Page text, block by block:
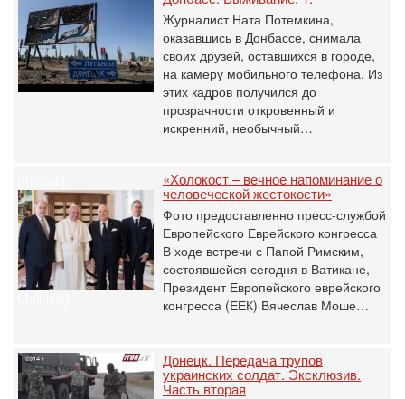
Журналист Ната Потемкина,
оказавшись в Донбассе, снимала
своих друзей, оставшихся в городе,
на камеру мобильного телефона. Из
этих кадров получился до
прозрачности откровенный и
искренний, необычный…
«Холокост – вечное напоминание о
человеческой жестокости»
Фото предоставленно пресс-службой
Европейского Еврейского конгресса
В ходе встречи с Папой Римским,
состоявшейся сегодня в Ватикане,
Президент Европейского еврейского
конгресса (ЕЕК) Вячеслав Моше…
Донецк. Передача трупов
украинских солдат. Эксклюзив.
Часть вторая